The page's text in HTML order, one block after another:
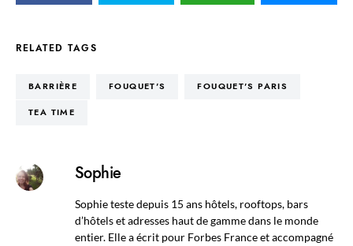
RELATED TAGS
BARRIÈRE FOUQUET'S FOUQUET'S PARIS
TEA TIME
Sophie
Sophie teste depuis 15 ans hôtels, rooftops, bars
d’hôtels et adresses haut de gamme dans le monde
entier. Elle a écrit pour Forbes France et accompagné